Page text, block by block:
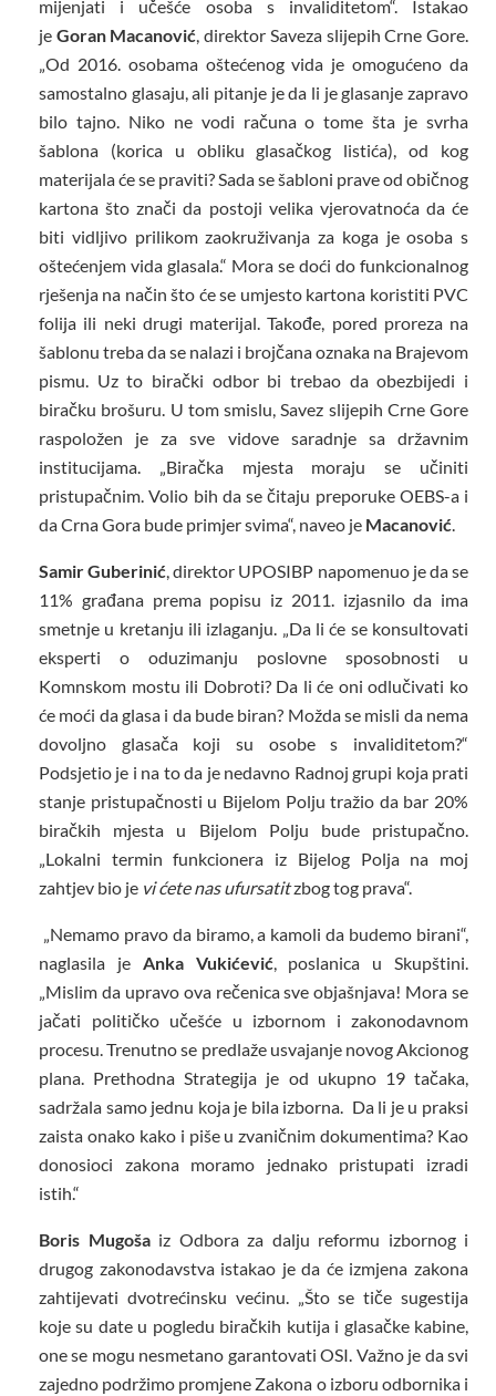
mijenjati i učešće osoba s invaliditetom“. Istakao
je Goran Macanović, direktor Saveza slijepih Crne Gore.
„Od 2016. osobama oštećenog vida je omogućeno da
samostalno glasaju, ali pitanje je da li je glasanje zapravo
bilo tajno. Niko ne vodi računa o tome šta je svrha
šablona (korica u obliku glasačkog listića), od kog
materijala će se praviti? Sada se šabloni prave od običnog
kartona što znači da postoji velika vjerovatnoća da će
biti vidljivo prilikom zaokruživanja za koga je osoba s
oštećenjem vida glasala.“ Mora se doći do funkcionalnog
rješenja na način što će se umjesto kartona koristiti PVC
folija ili neki drugi materijal. Takođe, pored proreza na
šablonu treba da se nalazi i brojčana oznaka na Brajevom
pismu. Uz to birački odbor bi trebao da obezbijedi i
biračku brošuru. U tom smislu, Savez slijepih Crne Gore
raspoložen je za sve vidove saradnje sa državnim
institucijama. „Biračka mjesta moraju se učiniti
pristupačnim. Volio bih da se čitaju preporuke OEBS-a i
da Crna Gora bude primjer svima“, naveo je Macanović.
Samir Guberinić, direktor UPOSIBP napomenuo je da se
11% građana prema popisu iz 2011. izjasnilo da ima
smetnje u kretanju ili izlaganju. „Da li će se konsultovati
eksperti o oduzimanju poslovne sposobnosti u
Komnskom mostu ili Dobroti? Da li će oni odlučivati ko
će moći da glasa i da bude biran? Možda se misli da nema
dovoljno glasača koji su osobe s invaliditetom?“
Podsjetio je i na to da je nedavno Radnoj grupi koja prati
stanje pristupačnosti u Bijelom Polju tražio da bar 20%
biračkih mjesta u Bijelom Polju bude pristupačno.
„Lokalni termin funkcionera iz Bijelog Polja na moj
zahtjev bio je vi ćete nas ufursatitzbog tog prava“.
„Nemamo pravo da biramo, a kamoli da budemo birani“,
naglasila je Anka Vukićević, poslanica u Skupštini.
„Mislim da upravo ova rečenica sve objašnjava! Mora se
jačati političko učešće u izbornom i zakonodavnom
procesu. Trenutno se predlaže usvajanje novog Akcionog
plana. Prethodna Strategija je od ukupno 19 tačaka,
sadržala samo jednu koja je bila izborna. Da li je u praksi
zaista onako kako i piše u zvaničnim dokumentima? Kao
donosioci zakona moramo jednako pristupati izradi
istih.“
Boris Mugošaiz Odbora za dalju reformu izbornog i
drugog zakonodavstva istakao je da će izmjena zakona
zahtijevati dvotrećinsku većinu. „Što se tiče sugestija
koje su date u pogledu biračkih kutija i glasačke kabine,
one se mogu nesmetano garantovati OSI. Važno je da svi
zajedno podržimo promjene Zakona o izboru odbornika i